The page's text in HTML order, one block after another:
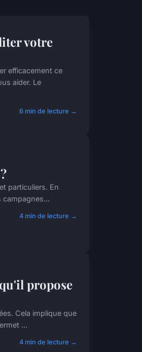
votre
efficacement ce
aider. Le
6 min de lecture →
particuliers. En
campagnes...
4 min de lecture →
propose
Cela implique que
...
4 min de lecture →